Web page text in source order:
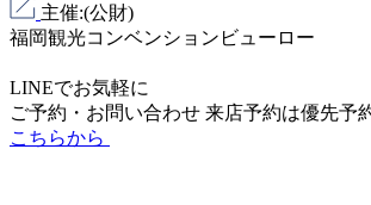
主催:(公財)
福岡観光コンベンションビューロー
LINEでお気軽に
ご予約・お問い合わせ 来店予約は優先予
こちらから